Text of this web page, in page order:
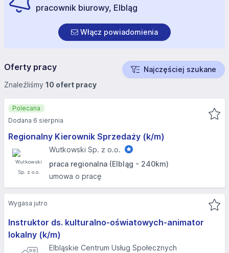
pracownik biurowy, Elbląg
Włącz powiadomienia
Oferty pracy
Najczęściej szukane
Znaleźliśmy 10 ofert pracy
Regionalny Kierownik Sprzedaży (k/m)
Wutkowski Sp. z o.o.
praca regionalna (Elbląg - 240km)
umowa o pracę
Polecana
Dodana 6 sierpnia
Instruktor ds. kulturalno-oświatowych-animator
lokalny (k/m)
Elbląskie Centrum Usług Społecznych
Wygasa jutro